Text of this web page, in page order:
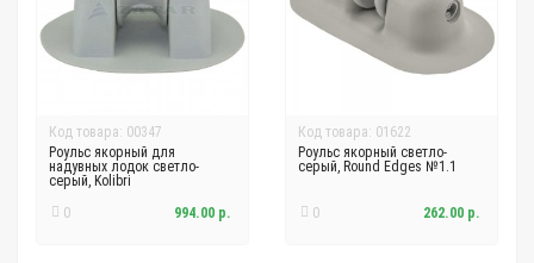
Код товара: 00347
Роульс якорный для
надувных лодок светло-
серый, Kolibri
0
994.00 р.
Код товара: 01622
Роульс якорный светло-
серый, Round Edges №1.1
0 262.00 р.